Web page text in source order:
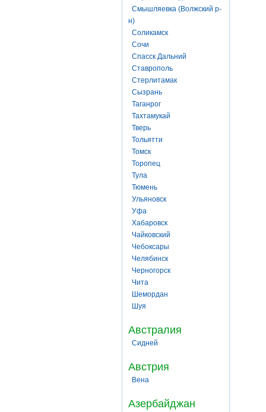
Смышляевка (Волжский р-
н)
Соликамск
Сочи
Спасск Дальний
Ставрополь
Стерлитамак
Сызрань
Таганрог
Тахтамукай
Тверь
Тольятти
Томск
Торопец
Тула
Тюмень
Ульяновск
Уфа
Хабаровск
Чайковский
Чебоксары
Челябинск
Черногорск
Чита
Шемордан
Шуя
Австралия
Сидней
Австрия
Вена
Азербайджан